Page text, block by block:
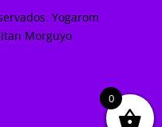
Yogarom
Morguyo
0